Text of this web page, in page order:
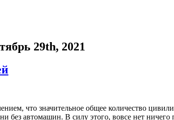
29th, 2021
что значительное общее количество
без автомашин. В силу этого, вовсе нет